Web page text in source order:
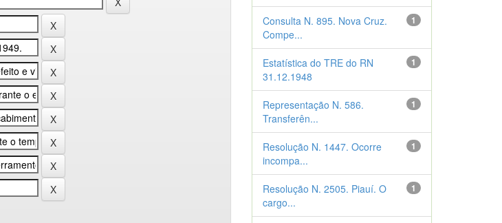
1
Consulta N. 895. Nova Cruz.
Compe...
1
Estatística do TRE do RN
31.12.1948
1
Representação N. 586.
Transferên...
1
Resolução N. 1447. Ocorre
incompa...
1
Resolução N. 2505. Piauí. O
cargo...